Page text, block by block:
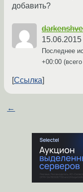
добавить?
Последнее
+00:00
Ссылка
←